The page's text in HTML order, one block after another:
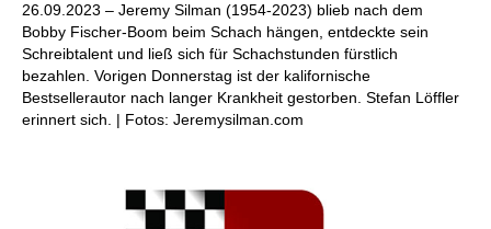
26.09.2023 – Jeremy Silman (1954-2023) blieb nach dem
Bobby Fischer-Boom beim Schach hängen, entdeckte sein
Schreibtalent und ließ sich für Schachstunden fürstlich
bezahlen. Vorigen Donnerstag ist der kalifornische
Bestsellerautor nach langer Krankheit gestorben. Stefan Löffler
erinnert sich. | Fotos: Jeremysilman.com